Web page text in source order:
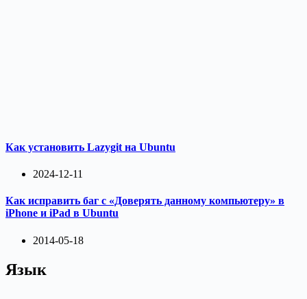
Как установить Lazygit на Ubuntu
2024-12-11
Как исправить баг с «Доверять данному компьютеру» в
iPhone и iPad в Ubuntu
2014-05-18
Язык